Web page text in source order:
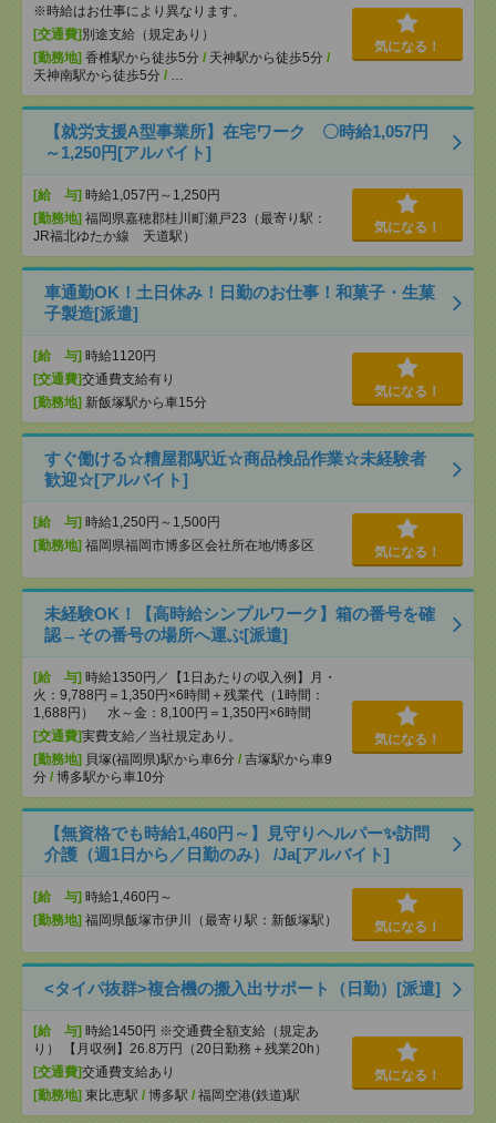
※時給はお仕事により異なります。
[交通費] 別途支給（規定あり）
[勤務地] 香椎駅から徒歩5分 / 天神駅から徒歩5分 /
天神南駅から徒歩5分 / …
気になる！
【就労支援A型事業所】在宅ワーク 〇時給1,057円
～1,250円[アルバイト]
[給 与] 時給1,057円～1,250円
[勤務地] 福岡県嘉穂郡桂川町瀬戸23（最寄り駅：
JR福北ゆたか線 天道駅）
気になる！
車通勤OK！土日休み！日勤のお仕事！和菓子・生菓
子製造[派遣]
[給 与] 時給1120円
[交通費]交通費支給有り
[勤務地] 新飯塚駅から車15分
気になる！
すぐ働ける☆糟屋郡駅近☆商品検品作業☆未経験者
歓迎☆[アルバイト]
[給 与] 時給1,250円～1,500円
[勤務地] 福岡県福岡市博多区会社所在地/博多区 気になる！
未経験OK！【高時給シンプルワーク】箱の番号を確
認→その番号の場所へ運ぶ[派遣]
[給 与] 時給1350円／【1日あたりの収入例】月・
火：9,788円＝1,350円×6時間＋残業代（1時間：
1,688円） 水～金：8,100円＝1,350円×6時間
[交通費]実費支給／当社規定あり。
[勤務地] 貝塚(福岡県)駅から車6分 / 吉塚駅から車9
分 / 博多駅から車10分
気になる！
【無資格でも時給1,460円～】見守りヘルパー✨訪問
介護（週1日から／日勤のみ） /Ja[アルバイト]
[給 与] 時給1,460円～
[勤務地] 福岡県飯塚市伊川（最寄り駅：新飯塚駅） 気になる！
<タイパ抜群>複合機の搬入出サポート（日勤）[派遣]
[給 与] 時給1450円 ※交通費全額支給（規定あ
り） 【月収例】26.8万円（20日勤務＋残業20h）
[交通費]交通費支給あり
[勤務地] 東比恵駅 / 博多駅 / 福岡空港(鉄道)駅
気になる！